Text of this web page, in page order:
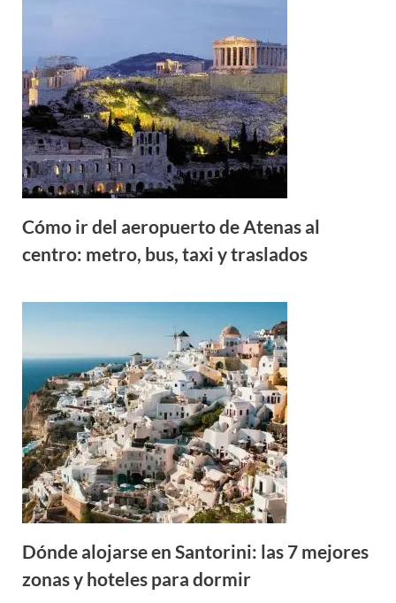
Cómo ir del aeropuerto de Atenas al
centro: metro, bus, taxi y traslados
Dónde alojarse en Santorini: las 7 mejores
zonas y hoteles para dormir